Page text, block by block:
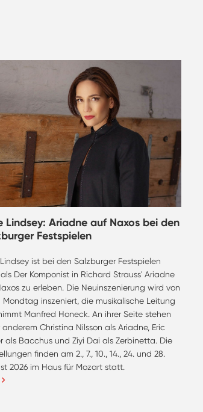
Lindsey: Ariadne auf Naxos bei den
Festspielen
ist bei den Salzburger Festspielen
Der Komponist in Richard Strauss' Ariadne
zu erleben. Die Neuinszenierung wird von
Mondtag inszeniert, die musikalische Leitung
Manfred Honeck. An ihrer Seite stehen
anderem Christina Nilsson als Ariadne, Eric
als Bacchus und Ziyi Dai als Zerbinetta. Die
finden am 2., 7., 10., 14., 24. und 28.
2026 im Haus für Mozart statt.